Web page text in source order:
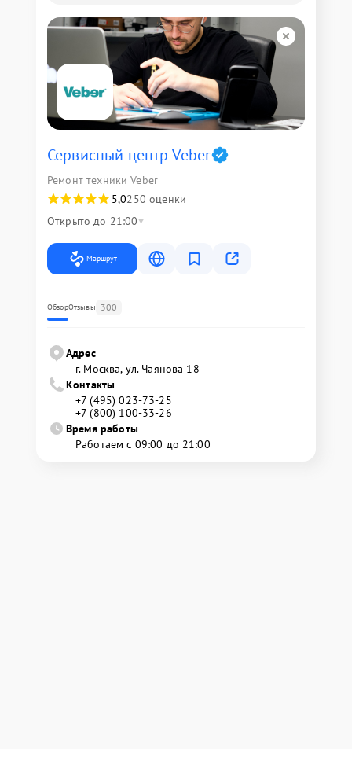
Сервисный центр Veber
Ремонт техники Veber
5,0250 оценки
Открыто до 21:00
Маршрут
ОбзорОтзывы 300
Адрес
г. Москва, ул. Чаянова 18
Контакты
+7 (495) 023-73-25
+7 (800) 100-33-26
Время работы
Работаем с 09:00 до 21:00